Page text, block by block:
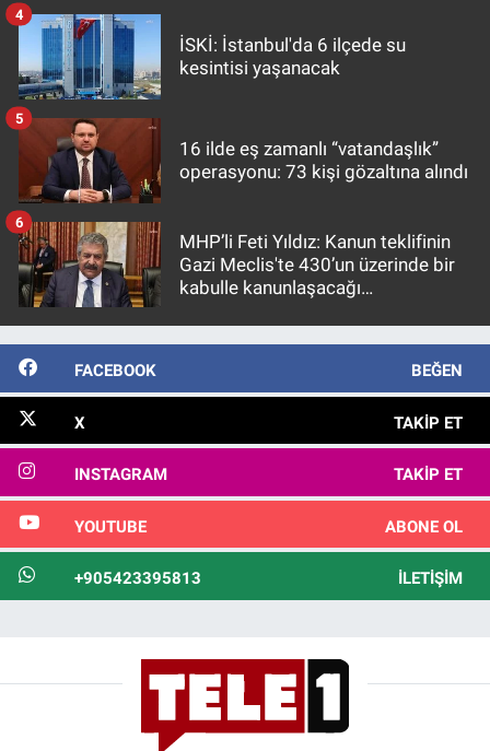
İSKİ: İstanbul'da 6 ilçede su
kesintisi yaşanacak
4
16 ilde eş zamanlı “vatandaşlık”
operasyonu: 73 kişi gözaltına alındı
5
MHP’li Feti Yıldız: Kanun teklifinin
Gazi Meclis'te 430’un üzerinde bir
kabulle kanunlaşacağı
6
FACEBOOK BEĞEN
X TAKIP ET
INSTAGRAM TAKIP ET
YOUTUBE ABONE OL
+905423395813 İLETIŞIM